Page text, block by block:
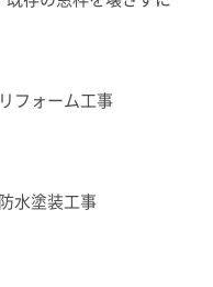
フォーム工事
水塗装工事